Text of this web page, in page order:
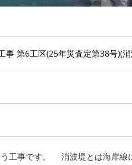
第6工区(25年災査定第38号)(
工事です。 消波堤とは海岸線